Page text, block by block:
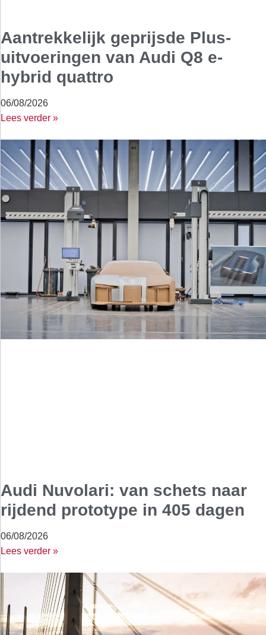
Aantrekkelijk geprijsde Plus-
uitvoeringen van Audi Q8 e-
hybrid quattro
06/08/2026
Lees verder »
Audi Nuvolari: van schets naar
rijdend prototype in 405 dagen
06/08/2026
Lees verder »